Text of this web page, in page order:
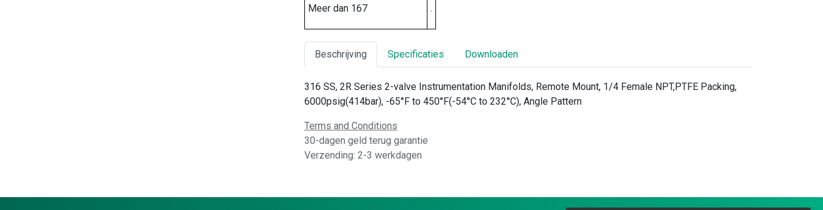
Meer dan 167 .
Beschrijving Specificaties Downloaden
316 SS, 2R Series 2-valve Instrumentation Manifolds, Remote Mount, 1/4 Female NPT,PTFE Packing,
6000psig(414bar), -65°F to 450°F(-54°C to 232°C), Angle Pattern
Terms and Conditions
30-dagen geld terug garantie
Verzending: 2-3 werkdagen